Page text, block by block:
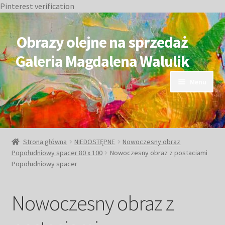
Pinterest verification
do
nawigacji
do
treści
Obrazy olejne na sprzedaż
Galeria Magdalena Walulik
OBRAZY DOSTĘPNE
Duże obrazy
Postacie
Strona główna NIEDOSTĘPNE
Nowoczesny obraz
Popołudniowy spacer 80 x 100
Nowoczesny obraz z postaciami
Popołudniowy spacer
Nowoczesny obraz z